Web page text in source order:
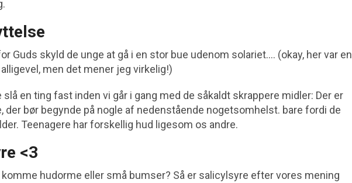
Guds skyld de unge at gå i en stor bue udenom solariet…. (okay, her var en
men det mener jeg virkelig!)
slå en ting fast inden vi går i gang med de såkaldt skrappere midler: Der er
der bør begynde på nogle af nedenstående nogetsomhelst. bare fordi de
Teenagere har forskellig hud ligesom os andre.
<3
komme hudorme eller små bumser? Så er salicylsyre efter vores mening